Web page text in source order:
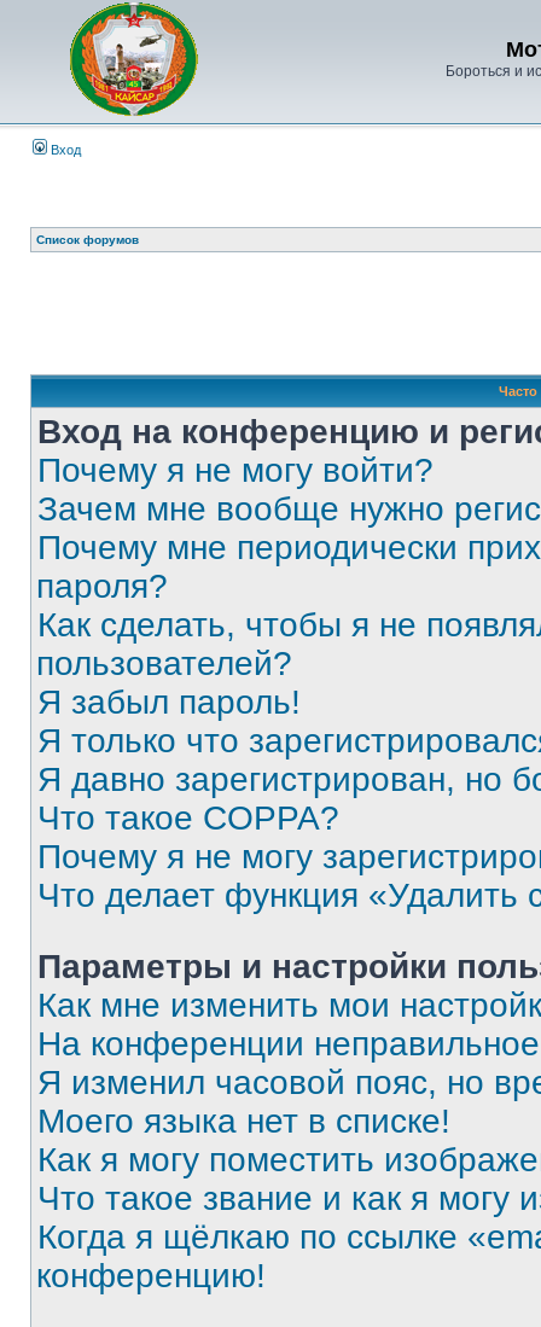
Бороться и
Вход
Список форумов
Вход на конференцию и
Почему я не могу войти?
Зачем мне вообще нужно
Почему мне периодически
пароля?
Как сделать, чтобы я не
пользователей?
Я забыл пароль!
Я только что
Я давно зарегистрирован, но
Что такое COPPA?
Почему я не могу
Что делает функция «Удалить
Параметры и настройки
Как мне изменить мои
На конференции
Я изменил часовой пояс, но
Моего языка нет в списке!
Как я могу поместить
Что такое звание и как я могу
Когда я щёлкаю по ссылке
конференцию!